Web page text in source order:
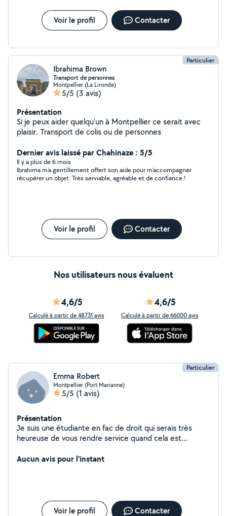
Voir le profil Contacter
Particulier
Ibrahima Brown
Transport de personnes
Montpellier (La Lironde)
5/5 (3 avis)
Présentation
Si je peux aider quelqu'un à Montpellier ce serait avec
plaisir. Transport de colis ou de personnes
Dernier avis laissé par Chahinaze : 5/5
Il y a plus de 6 mois
Ibrahima m’a gentillement offert son aide pour m’accompagner
récupérer un objet. Très serviable, agréable et de confiance !
Voir le profil Contacter
Nos utilisateurs nous évaluent
4,6/5
Calculé à partir de 48731 avis
4,6/5
Calculé à partir de 66000 avis
Particulier
Emma Robert
Montpellier (Port Marianne)
5/5 (1 avis)
Présentation
Je suis une étudiante en fac de droit qui serais très
heureuse de vous rendre service quand cela est
suis ouverte à tout domaine, mais plus particulièrement
Aucun avis pour l'instant
Voir le profil Contacter